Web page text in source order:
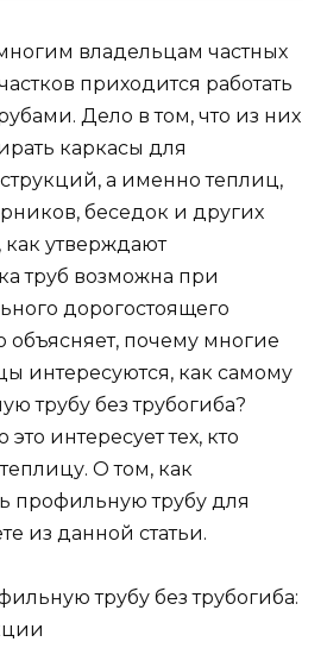
владельцам частных
приходится работать
Дело в том, что из них
каркасы для
а именно теплиц,
беседок и других
утверждают
труб возможна при
дорогостоящего
объясняет, почему многие
интересуются, как самому
трубу без трубогиба?
интересует тех, кто
О том, как
профильную трубу для
из данной статьи.